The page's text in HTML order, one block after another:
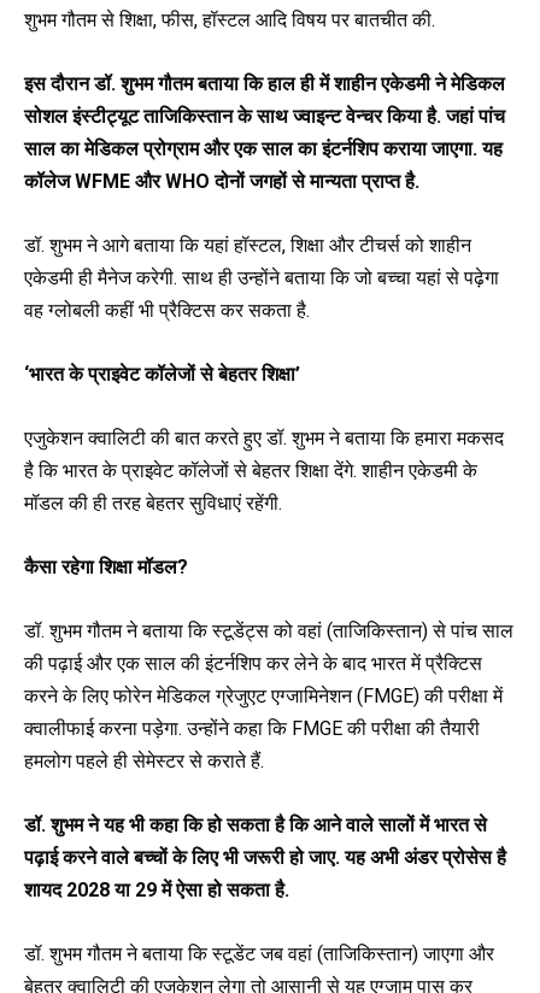
शुभम गौतम से शिक्षा, फीस, हॉस्टल आदि विषय पर बातचीत की.
इस दौरान डॉ. शुभम गौतम बताया कि हाल ही में शाहीन एकेडमी ने मेडिकल
सोशल इंस्टीट्यूट ताजिकिस्तान के साथ ज्वाइन्ट वेन्चर किया है. जहां पांच
साल का मेडिकल प्रोग्राम और एक साल का इंटर्नशिप कराया जाएगा. यह
कॉलेज WFME और WHO दोनों जगहों से मान्यता प्राप्त है.
डॉ. शुभम ने आगे बताया कि यहां हॉस्टल, शिक्षा और टीचर्स को शाहीन
एकेडमी ही मैनेज करेगी. साथ ही उन्होंने बताया कि जो बच्चा यहां से पढ़ेगा
वह ग्लोबली कहीं भी प्रैक्टिस कर सकता है.
‘भारत के प्राइवेट कॉलेजों से बेहतर शिक्षा’
एजुकेशन क्वालिटी की बात करते हुए डॉ. शुभम ने बताया कि हमारा मकसद
है कि भारत के प्राइवेट कॉलेजों से बेहतर शिक्षा देंगे. शाहीन एकेडमी के
मॉडल की ही तरह बेहतर सुविधाएं रहेंगी.
कैसा रहेगा शिक्षा मॉडल?
डॉ. शुभम गौतम ने बताया कि स्टूडेंट्स को वहां (ताजिकिस्तान) से पांच साल
की पढ़ाई और एक साल की इंटर्नशिप कर लेने के बाद भारत में प्रैक्टिस
करने के लिए फोरेन मेडिकल ग्रेजुएट एग्जामिनेशन (FMGE) की परीक्षा में
क्वालीफाई करना पड़ेगा. उन्होंने कहा कि FMGE की परीक्षा की तैयारी
हमलोग पहले ही सेमेस्टर से कराते हैं.
डॉ. शुभम ने यह भी कहा कि हो सकता है कि आने वाले सालों में भारत से
पढ़ाई करने वाले बच्चों के लिए भी जरूरी हो जाए. यह अभी अंडर प्रोसेस है
शायद 2028 या 29 में ऐसा हो सकता है.
डॉ. शुभम गौतम ने बताया कि स्टूडेंट जब वहां (ताजिकिस्तान) जाएगा और
बेहतर क्वालिटी की एजुकेशन लेगा तो आसानी से यह एग्जाम पास कर